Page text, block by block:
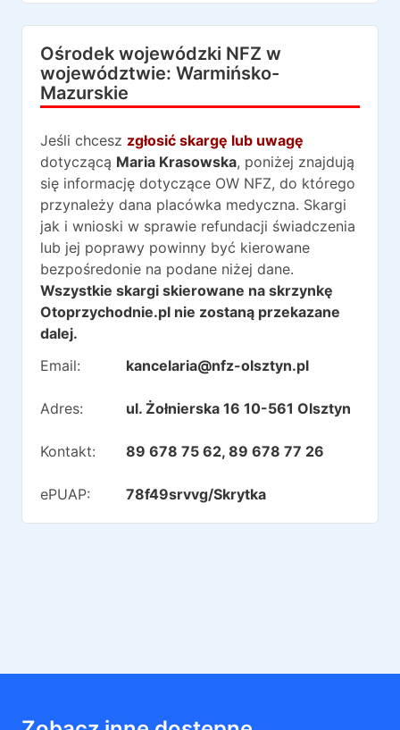
Ośrodek wojewódzki NFZ w
województwie: Warmińsko-
Mazurskie
Jeśli chcesz zgłosić skargę lub uwagę
dotyczącą Maria Krasowska, poniżej znajdują
się informację dotyczące OW NFZ, do którego
przynależy dana placówka medyczna. Skargi
jak i wnioski w sprawie refundacji świadczenia
lub jej poprawy powinny być kierowane
bezpośredonie na podane niżej dane.
Wszystkie skargi skierowane na skrzynkę
Otoprzychodnie.pl nie zostaną przekazane
dalej.
Email:
kancelaria@nfz-olsztyn.pl
Adres: ul. Żołnierska 16 10-561 Olsztyn
Kontakt: 89 678 75 62, 89 678 77 26
ePUAP: 78f49srvvg/Skrytka